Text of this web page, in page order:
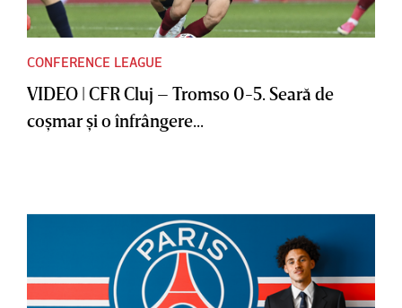
CONFERENCE LEAGUE
VIDEO | CFR Cluj – Tromso 0-5. Seară de
coşmar şi o înfrângere...